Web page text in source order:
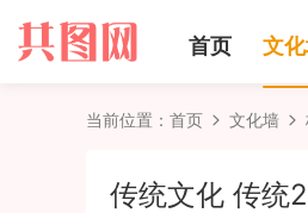
首页 文
当前位置： 首页 文化墙
传统文化 传统